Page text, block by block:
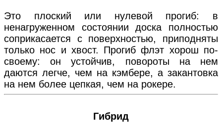
Это плоский или нулевой прогиб: в
ненагруженном состоянии доска полностью
соприкасается с поверхностью, приподняты
только нос и хвост. Прогиб флэт хорош по-
своему: он устойчив, повороты на нем
даются легче, чем на кэмбере, а закантовка
на нем более цепкая, чем на рокере.
Гибрид